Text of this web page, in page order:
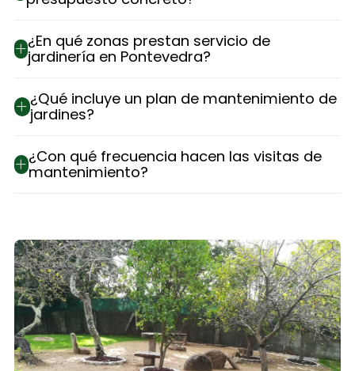
¿En qué zonas prestan servicio de
jardinería en Pontevedra?
¿Qué incluye un plan de mantenimiento de
jardines?
¿Con qué frecuencia hacen las visitas de
mantenimiento?